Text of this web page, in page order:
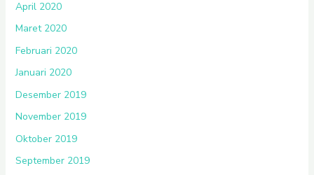
April 2020
Maret 2020
Februari 2020
Januari 2020
Desember 2019
November 2019
Oktober 2019
September 2019